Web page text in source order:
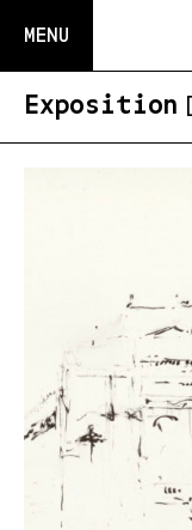
MENU
Exposition